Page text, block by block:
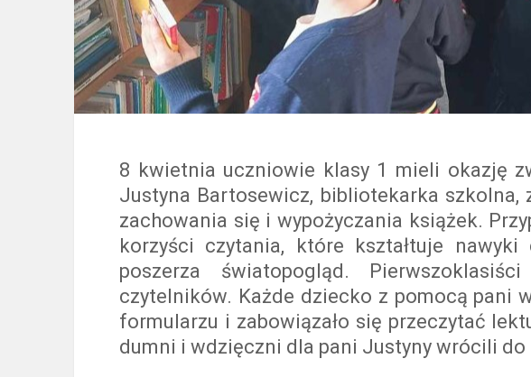
8 kwietnia uczniowie klasy 1 mieli okazję
Justyna Bartosewicz, bibliotekarka szkolna,
zachowania się i wypożyczania książek.
korzyści czytania, które kształtuje nawyki
poszerza światopogląd.
czytelników. Każde dziecko z pomocą pani
formularzu i zabowiązało się przeczytać
dumni i wdzięczni dla pani Justyny wrócili do